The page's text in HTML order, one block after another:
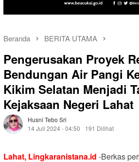
Beranda BERITA UTAMA
Pengerusakan Proyek
Bendungan Air Pangi
Kikim Selatan Menjadi
Kejaksaan Negeri Lahat
Husni Tebo Sri
14 Juli 2024 - 04:50
191 Dilihat
Lahat, Lingkaranistana.id -Berkas